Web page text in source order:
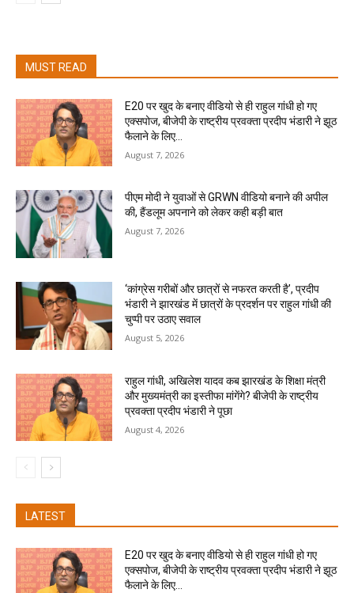
MUST READ
E20 पर खुद के बनाए वीडियो से ही राहुल गांधी हो गए
एक्सपोज, बीजेपी के राष्ट्रीय प्रवक्ता प्रदीप भंडारी ने झूठ
फैलाने के लिए...
August 7, 2026
पीएम मोदी ने युवाओं से GRWN वीडियो बनाने की अपील
की, हैंडलूम अपनाने को लेकर कही बड़ी बात
August 7, 2026
‘कांग्रेस गरीबों और छात्रों से नफरत करती है’, प्रदीप
भंडारी ने झारखंड में छात्रों के प्रदर्शन पर राहुल गांधी की
चुप्पी पर उठाए सवाल
August 5, 2026
राहुल गांधी, अखिलेश यादव कब झारखंड के शिक्षा मंत्री
और मुख्यमंत्री का इस्तीफा मांगेंगे? बीजेपी के राष्ट्रीय
प्रवक्ता प्रदीप भंडारी ने पूछा
August 4, 2026
LATEST
E20 पर खुद के बनाए वीडियो से ही राहुल गांधी हो गए
एक्सपोज, बीजेपी के राष्ट्रीय प्रवक्ता प्रदीप भंडारी ने झूठ
फैलाने के लिए...